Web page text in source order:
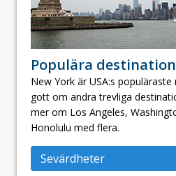
Populära
New York är USA:s
gott om andra trevliga
mer om Los Angeles,
Honolulu med flera.
Sevärdheter